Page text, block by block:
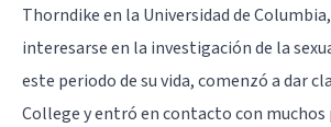
Thorndike en la Universidad de
interesarse en la investigación de la
este periodo de su vida, comenzó a dar
College y entró en contacto con